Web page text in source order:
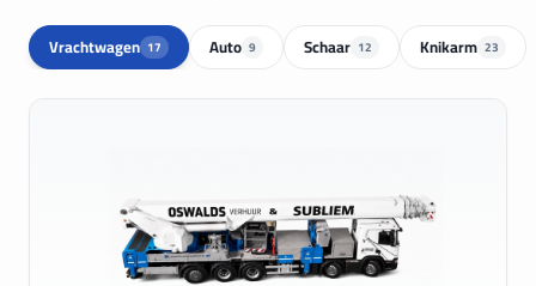
Vrachtwagen 17 Auto 9 Schaar 12 Knikarm 23